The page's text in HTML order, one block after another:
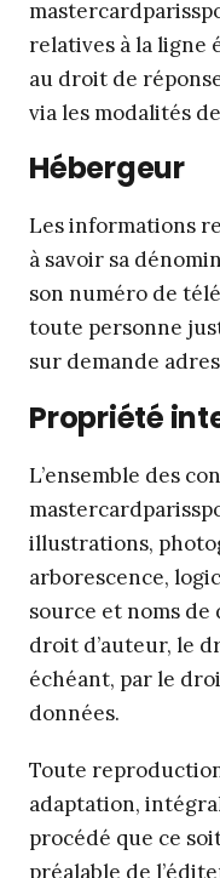
relatives à la ligne
au droit de
via les modalités
Hébergeur
Les informations
à savoir sa
son numéro de
toute personne
sur demande
Propriété
L’ensemble des
illustrations,
arborescence,
source et noms
droit d’auteur, le
échéant, par le
données.
Toute
adaptation,
procédé que ce
préalable de